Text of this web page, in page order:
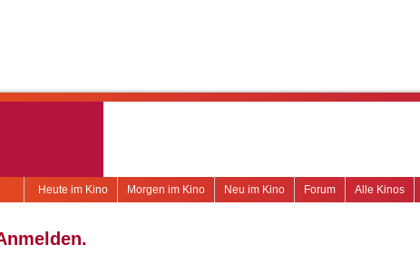
Alle Kinos
Forum
Neu im Kino
Morgen im Kino
Heute im Kino